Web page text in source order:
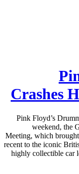
Crashes
Pink Floyd’s
weekend, the
Meeting, which
recent to the iconic
highly collectible car